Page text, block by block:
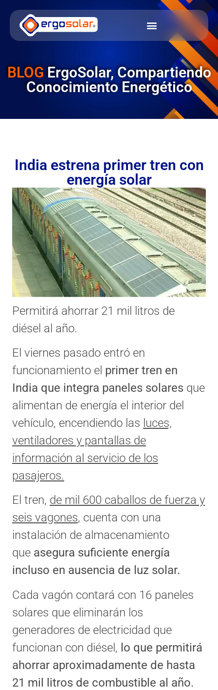
BLOG ErgoSolar, Compartiendo
Conocimiento Energético
India estrena primer tren con
energía solar
Permitirá ahorrar 21 mil litros de
diésel al año.
El viernes pasado entró en
funcionamiento el primer tren en
India que integra paneles solares que
alimentan de energía el interior del
vehículo, encendiendo las luces,
ventiladores y pantallas de
información al servicio de los
pasajeros.
El tren, de mil 600 caballos de fuerza y
seis vagones, cuenta con una
instalación de almacenamiento
que asegura suficiente energía
incluso en ausencia de luz solar.
Cada vagón contará con 16 paneles
solares que eliminarán los
generadores de electricidad que
funcionan con diésel, lo que permitirá
ahorrar aproximadamente de hasta
21 mil litros de combustible al año.